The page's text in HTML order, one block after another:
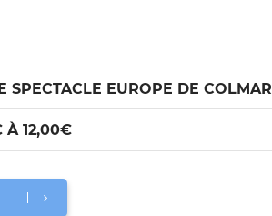
SPECTACLE EUROPE DE COLMAR
À 12,00€